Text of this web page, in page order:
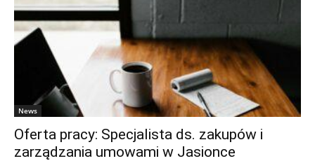
News
Oferta pracy: Specjalista ds. zakupów i
zarządzania umowami w Jasionce